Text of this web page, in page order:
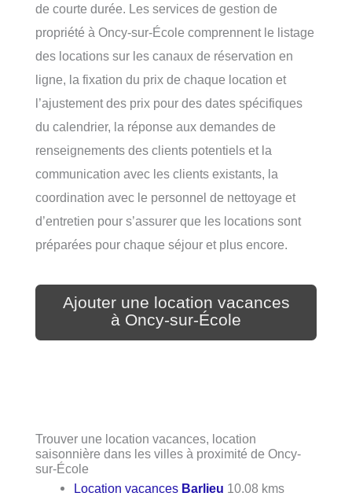
de courte durée. Les services de gestion de
propriété à Oncy-sur-École comprennent le listage
des locations sur les canaux de réservation en
ligne, la fixation du prix de chaque location et
l’ajustement des prix pour des dates spécifiques
du calendrier, la réponse aux demandes de
renseignements des clients potentiels et la
communication avec les clients existants, la
coordination avec le personnel de nettoyage et
d’entretien pour s’assurer que les locations sont
préparées pour chaque séjour et plus encore.
Ajouter une location vacances
à Oncy-sur-École
Trouver une location vacances, location
saisonnière dans les villes à proximité de Oncy-
sur-École
Location vacances Barlieu 10.08 kms